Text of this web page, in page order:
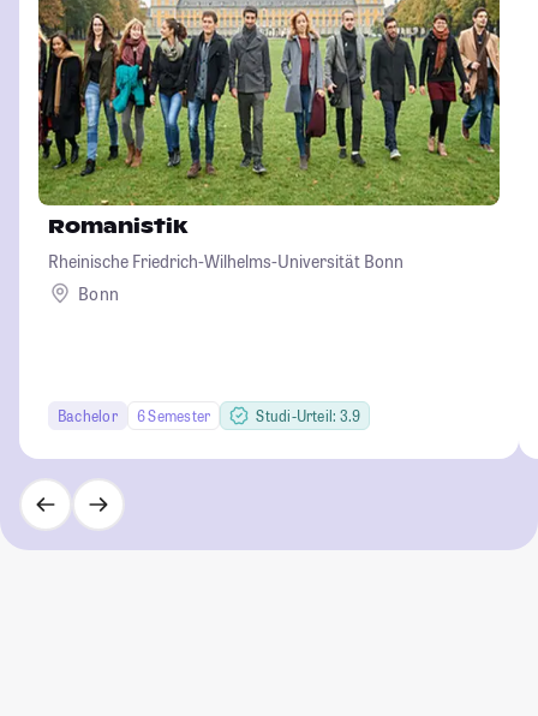
Romanistik
Rheinische Friedrich-Wilhelms-Universität Bonn
Bonn
Bachelor 6 Semester Studi-Urteil: 3.9